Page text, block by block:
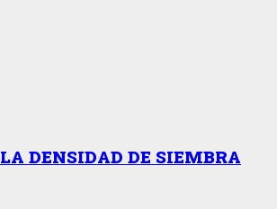
DENSIDAD DE SIEMBRA